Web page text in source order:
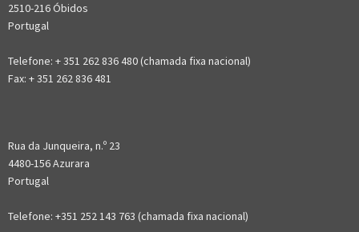
2510-216 Óbidos
Portugal
Telefone: + 351 262 836 480 (chamada fixa nacional)
Fax: + 351 262 836 481
Rua da Junqueira, n.º 23
4480-156 Azurara
Portugal
Telefone: +351 252 143 763 (chamada fixa nacional)